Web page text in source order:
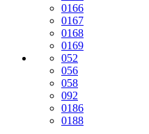
0166
0167
0168
0169
052
056
058
092
0186
0188